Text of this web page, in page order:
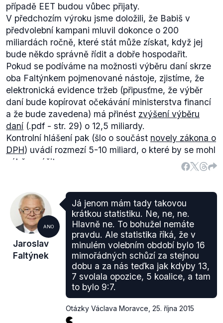
případě EET budou vůbec přijaty.
V předchozím výroku jsme doložili, že Babiš v
předvolební kampani mluvil dokonce o 200
miliardách ročně, které stát může získat, když jej
bude někdo správně řídit a dobře hospodařit.
Pokud se podíváme na možnosti výběru daní skrze
oba Faltýnkem pojmenované nástoje, zjistíme, že
elektronická evidence tržeb (připusťme, že výběr
daní bude kopírovat očekávání ministerstva financí
a že bude zavedena) má přinést zvýšení výběru
daní (.pdf - str. 29) o 12,5 miliardy.
Kontrolní hlášení pak (šlo o součást novely zákona o
DPH) uvádí rozmezí 5-10 miliard, o které by se mohl
výběr zvýšit.
Pokud by tedy oba nástroje přinesly takový efekt,
částku (predikovanou ministerstvem financí), šlo o
22,5 miliardy.
Tohle je ovšem jednak predikce, kterou nejsme
schopni reálně potvrdit, druhak musíme vzít v potaz
otázku funkčnosti EET, která je kritizována. Je také
otázkou, zda se koalici podaří před odpor opozice
daný zákon prosadit.
ANO
Jaroslav
Faltýnek
Já jenom mám tady takovou
krátkou statistiku. Ne, ne, ne.
Hlavně ne. To bohužel nemáte
pravdu. Ale statistika říká, že v
minulém volebním období bylo 16
mimořádných schůzí za stejnou
dobu a za nás teďka jak kdyby 13,
7 svolala opozice, 5 koalice, a tam
to bylo 9:7.
Otázky Václava Moravce 25. října 2015